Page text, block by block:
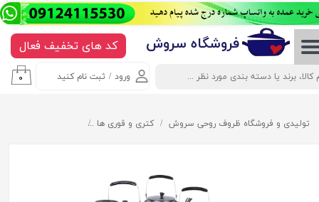
ورود / ثبت نام کنید
حساب کاربری من
تغییر گذر واژه
خروج از حساب کاربری
۰
​​​​​​​​فروشگاه سروش کد های تخفیف فعال
تولیدی و فروشگاه ظروف روحی سروش کتری و قوری ها